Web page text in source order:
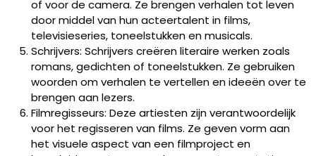
of voor de camera. Ze brengen verhalen tot leven
door middel van hun acteertalent in films,
televisieseries, toneelstukken en musicals.
Schrijvers: Schrijvers creëren literaire werken zoals
romans, gedichten of toneelstukken. Ze gebruiken
woorden om verhalen te vertellen en ideeën over te
brengen aan lezers.
Filmregisseurs: Deze artiesten zijn verantwoordelijk
voor het regisseren van films. Ze geven vorm aan
het visuele aspect van een filmproject en